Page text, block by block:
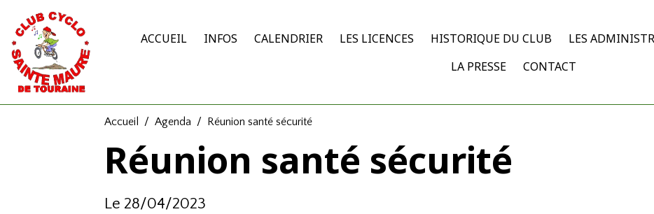
ACCUEIL INFOS CALENDRIER LES LICENCES HISTORIQUE DU CLUB LES
LA PRESSE
CONTACT
Accueil Agenda Réunion santé sécurité
Réunion santé sécurité
Le 28/04/2023